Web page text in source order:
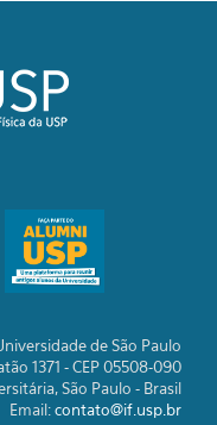
de São Paulo
1371 - CEP 05508-090
São Paulo - Brasil
Email:contato@if.usp.br